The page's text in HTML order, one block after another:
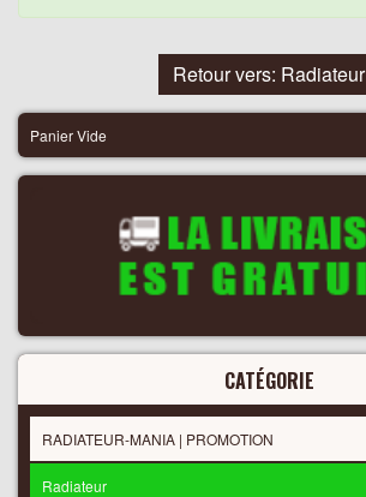
Retour vers: Radiateur
Panier Vide
CATÉGORIE
RADIATEUR-MANIA | PROMOTION
Radiateur